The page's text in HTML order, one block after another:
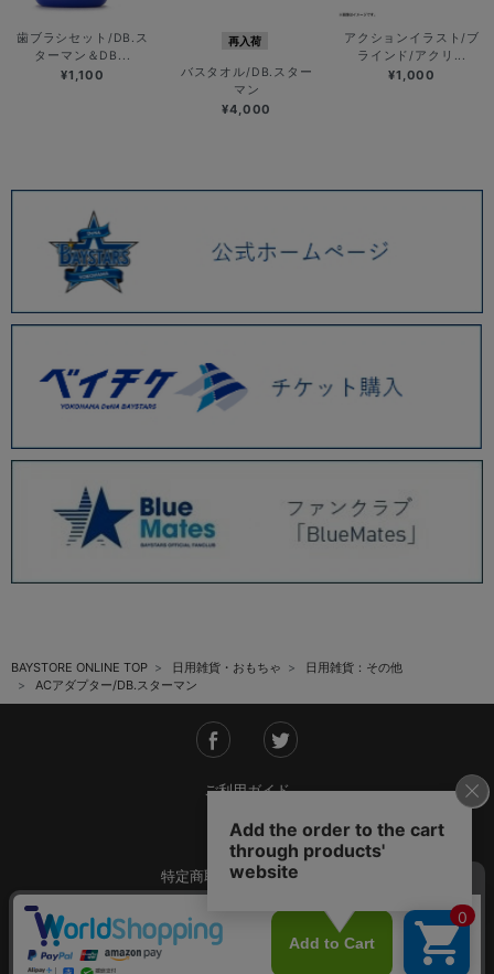
歯ブラシセット/DB.ス
ターマン＆DB...
¥1,100
再入荷
バスタオル/DB.スター
マン
¥4,000
アクションイラスト/ブ
ラインド/アクリ...
¥1,000
BAYSTORE ONLINE TOP 日用雑貨・おもちゃ
日用雑貨：その他
ACアダプター/DB.スターマン
ご利用ガイド
会社概要
特定商取引法に基づく表記
ご利用規約